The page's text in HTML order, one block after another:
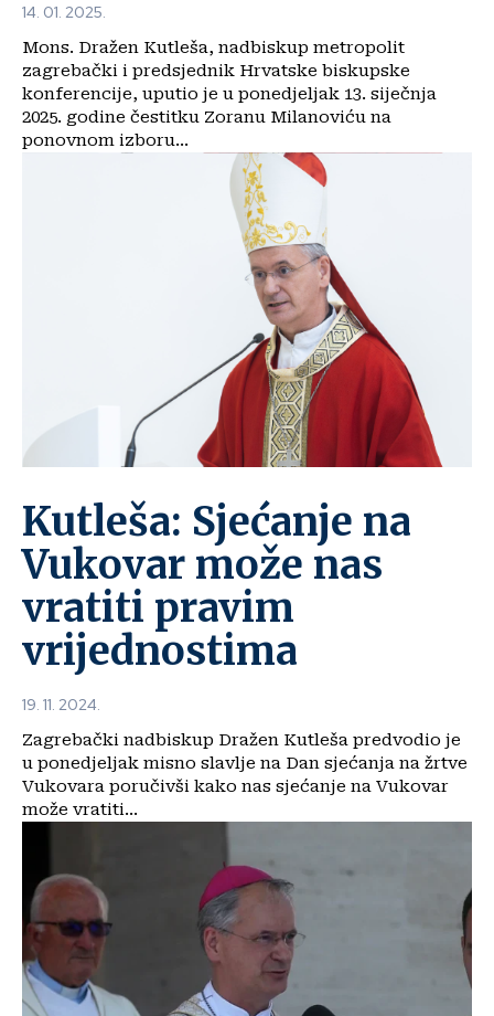
14. 01. 2025.
Mons. Dražen Kutleša, nadbiskup metropolit
zagrebački i predsjednik Hrvatske biskupske
konferencije, uputio je u ponedjeljak 13. siječnja
2025. godine čestitku Zoranu Milanoviću na
ponovnom izboru...
Kutleša: Sjećanje na
Vukovar može nas
vratiti pravim
vrijednostima
19. 11. 2024.
Zagrebački nadbiskup Dražen Kutleša predvodio je
u ponedjeljak misno slavlje na Dan sjećanja na žrtve
Vukovara poručivši kako nas sjećanje na Vukovar
može vratiti...